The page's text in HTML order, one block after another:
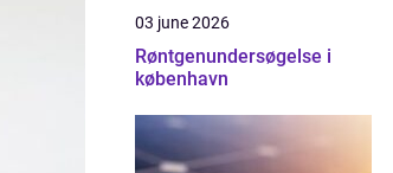
03 june 2026
Røntgenundersøgelse i
københavn